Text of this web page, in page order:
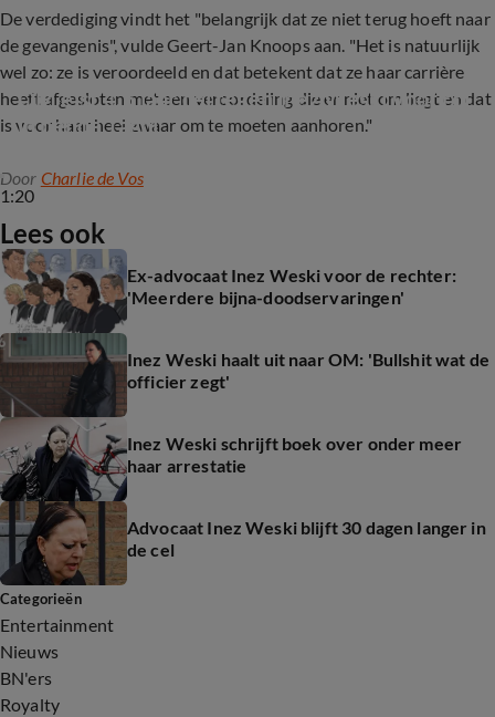
De verdediging vindt het "belangrijk dat ze niet terug hoeft naar
de gevangenis", vulde Geert-Jan Knoops aan. "Het is natuurlijk
wel zo: ze is veroordeeld en dat betekent dat ze haar carrière
heeft afgesloten met een veroordeling die er niet om liegt en dat
is voor haar heel zwaar om te moeten aanhoren."
1:20
OM eist 4,5 jaar cel tegen Inez Weski voor rol
in bende Taghi
Door Charlie de Vos
Lees ook
Ex-advocaat Inez Weski voor de rechter:
'Meerdere bijna-doodservaringen'
Inez Weski haalt uit naar OM: 'Bullshit wat de
officier zegt'
Inez Weski schrijft boek over onder meer
haar arrestatie
Advocaat Inez Weski blijft 30 dagen langer in
de cel
Categorieën
Entertainment
Nieuws
BN'ers
Royalty